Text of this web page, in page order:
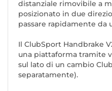
distanziale rimovibile a
posizionato in due
passare rapidamente da
Il ClubSport Handbrake
una piattaforma tramite
sul lato di un cambio
separatamente).